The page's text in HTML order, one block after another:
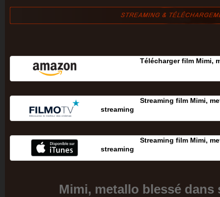
Télécharger film Mimi,
Streaming film Mimi,
streaming
Streaming film Mimi,
streaming
Mimi, metallo blessé